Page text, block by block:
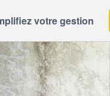
votre gestion